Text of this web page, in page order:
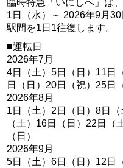
臨時特急「いにしへ」は
1日（水）～ 2026年9月
駅間を1日1往復します。
■運転日
2026年7月
4日（土）5日（日）11日
日（日）20日（祝）25日
2026年8月
1日（土）2日（日）8日
（土）16日（日）22日（
（日）
2026年9月
5日（土）6日（日）12日